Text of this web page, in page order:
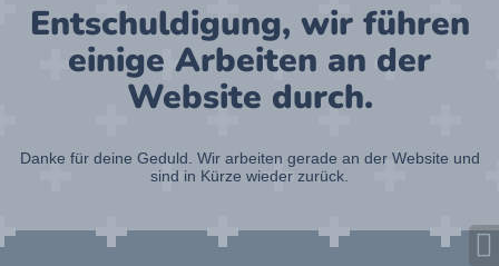
Entschuldigung, wir führen
einige Arbeiten an der
Website durch.
Danke für deine Geduld. Wir arbeiten gerade an der Website und
sind in Kürze wieder zurück.